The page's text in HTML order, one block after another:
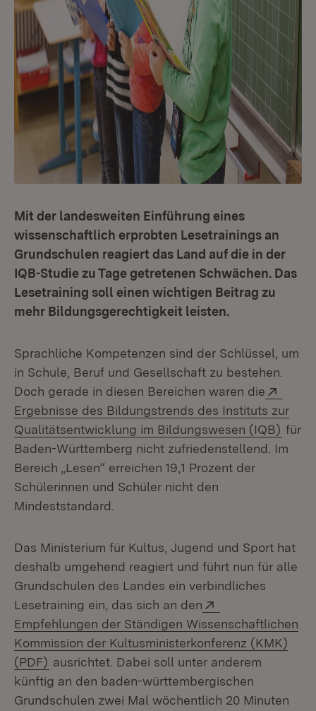
Mit der landesweiten Einführung eines
wissenschaftlich erprobten Lesetrainings an
Grundschulen reagiert das Land auf die in der
IQB-Studie zu Tage getretenen Schwächen. Das
Lesetraining soll einen wichtigen Beitrag zu
mehr Bildungsgerechtigkeit leisten.
Sprachliche Kompetenzen sind der Schlüssel, um
in Schule, Beruf und Gesellschaft zu bestehen.
Doch gerade in diesen Bereichen waren die
Ergebnisse des Bildungstrends des Instituts zur
Qualitätsentwicklung im Bildungswesen (IQB) für
Baden-Württemberg nicht zufriedenstellend. Im
Bereich „Lesen“ erreichen 19,1 Prozent der
Schülerinnen und Schüler nicht den
Mindeststandard.
Das Ministerium für Kultus, Jugend und Sport hat
deshalb umgehend reagiert und führt nun für alle
Grundschulen des Landes ein verbindliches
Lesetraining ein, das sich an den
Empfehlungen der Ständigen Wissenschaftlichen
Kommission der Kultusministerkonferenz (KMK)
(PDF) (Öffnet in neuem Fenster)
ausrichtet. Dabei soll unter anderem
künftig an den baden-württembergischen
Grundschulen zwei Mal wöchentlich 20 Minuten